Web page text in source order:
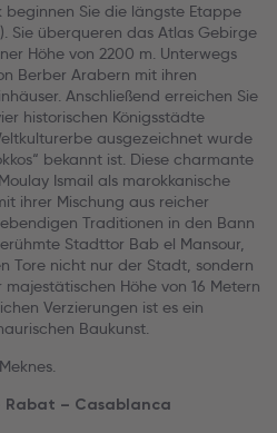
beginnen Sie die längste Etappe
Sie überqueren das Atlas Gebirge
Höhe von 2200 m. Unterwegs
Berber Arabern mit ihren
Anschließend erreichen Sie
historischen Königsstädte
ausgezeichnet wurde
bekannt ist. Diese charmante
Ismail als marokkanische
ihrer Mischung aus reicher
Traditionen in den Bann
Stadttor Bab el Mansour,
Tore nicht nur der Stadt, sondern
Höhe von 16 Metern
Verzierungen ist es ein
Baukunst.
Rabat – Casablanca